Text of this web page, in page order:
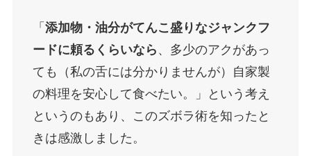
「 添加物・油分がてんこ盛りなジャンクフ
ードに頼るくらいなら 、多少のアクがあっ
ても（私の舌には分かりませんが）自家製
の料理を安心して食べたい。」という考え
というのもあり、このズボラ術を知ったと
きは感激しました。